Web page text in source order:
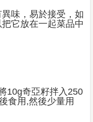
味，易於接受，如
它放在一起菜品中
10g奇亞籽拌入250
食用,然後少量用